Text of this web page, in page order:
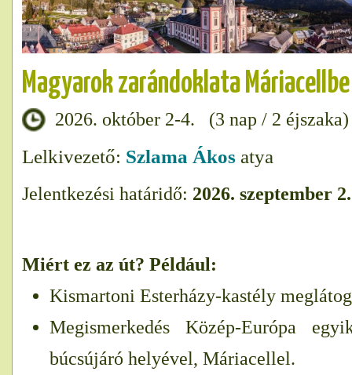
Magyarok zarándoklata Máriacellbe
2026. október 2-4. (3 nap / 2 éjszaka)
Lelkivezető: Szlama Ákos atya
Jelentkezési határidő: 2026. szeptember 2.
Miért ez az út? Például:
Kismartoni Esterházy-kastély
Megismerkedés Közép-Európa
búcsújáró helyével, Máriacellel.